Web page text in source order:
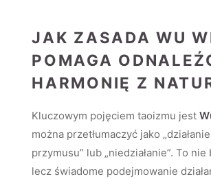
JAK ZASADA WU
POMAGA
HARMONIĘ Z
Kluczowym pojęciem taoizmu jest
można przetłumaczyć jako
przymusu” lub „niedziałanie”. To
lecz świadome podejmowanie